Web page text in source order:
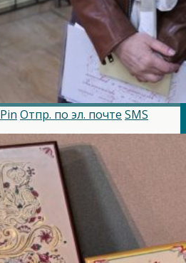
Pin Отпр. по эл. почте SMS